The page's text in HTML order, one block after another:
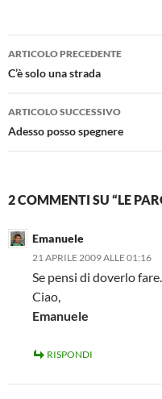
Navigazione
articolo
ARTICOLO PRECEDENTE
C’è solo una strada
ARTICOLO SUCCESSIVO
Adesso posso spegnere
2 COMMENTI SU “LE
Emanuele
21 APRILE 2009 ALLE 01:16
Se pensi di doverlo
Ciao,
Emanuele
RISPONDI